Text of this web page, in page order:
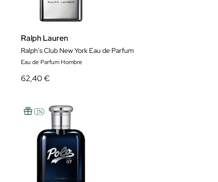
Ralph Lauren
Ralph's Club New York Eau de Parfum
Eau de Parfum Hombre
62,40 €